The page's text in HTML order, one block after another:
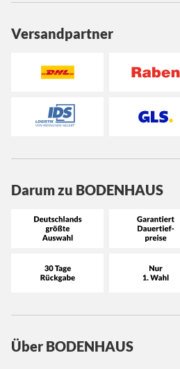
Versandpartner
Darum zu BODENHAUS
Über BODENHAUS